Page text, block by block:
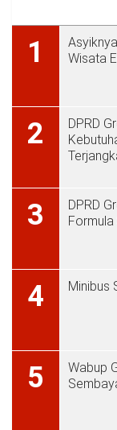
1
Wisata
2
DPRD
3
DPRD
4 Minibus
5
Wabup